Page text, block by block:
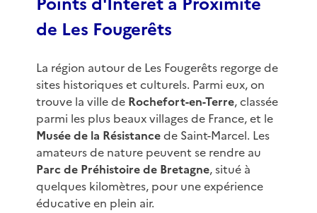
de Les Fougerêts
La région autour de Les Fougerêts regorge de
sites historiques et culturels. Parmi eux, on
trouve la ville de Rochefort-en-Terre, classée
parmi les plus beaux villages de France, et le
Musée de la Résistancede Saint-Marcel. Les
amateurs de nature peuvent se rendre au
Parc de Préhistoire de Bretagne, situé à
quelques kilomètres, pour une expérience
éducative en plein air.